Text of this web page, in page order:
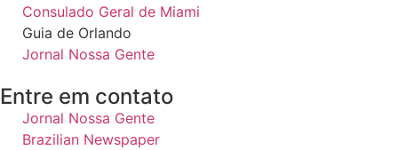
Consulado Geral de Miami
Guia de Orlando
Jornal Nossa Gente
Entre em contato
Jornal Nossa Gente
Brazilian Newspaper